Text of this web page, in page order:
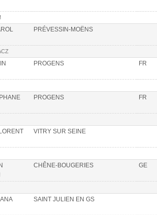
PRÉVESSIN-MOËNS
PROGENS FR
PROGENS FR
VITRY SUR SEINE
CHÊNE-BOUGERIES GE
SAINT JULIEN EN GS